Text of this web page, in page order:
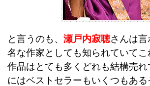
と言うのも、 瀬戸内寂聴さんは
名な作家としても知られていて
作品はとても多くどれも結構売
にはベストセラーもいくつもある